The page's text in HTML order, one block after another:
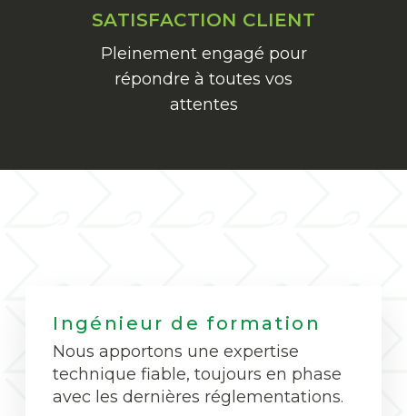
SATISFACTION CLIENT
Pleinement engagé pour
répondre à toutes vos
attentes
Ingénieur de formation
Nous apportons une expertise
technique fiable, toujours en phase
avec les dernières réglementations.